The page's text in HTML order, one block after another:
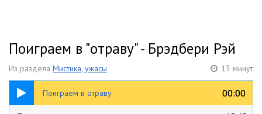
Поиграем в "отраву" - Брэдбери Рэй
Из раздела Мистика, ужасы 13 минут
Поиграем в отраву 00:00
00:00
13:45